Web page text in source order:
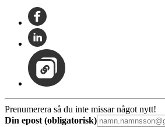
Prenumerera så du inte missar något nytt!
Din epost (obligatorisk)